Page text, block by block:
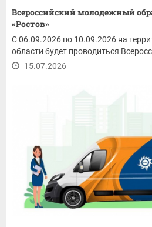
Всероссийский молодежный
«Ростов»
С 06.09.2026 по 10.09.2026 на
области будет проводиться
15.07.2026